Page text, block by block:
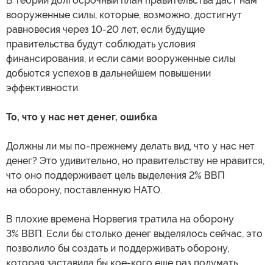
вооруженные силы, которые, возможно, достигнут
равновесия через 10-20 лет, если будущие
правительства будут соблюдать условия
финансирования, и если сами вооруженные силы
добьются успехов в дальнейшем повышении
эффективности.
То, что у нас нет денег, ошибка
Должны ли мы по-прежнему делать вид, что у нас нет
денег? Это удивительно, но правительству не нравится,
что оно поддерживает цель выделения 2% ВВП
на оборону, поставленную НАТО.
В плохие времена Норвегия тратила на оборону
3% ВВП. Если бы столько денег выделялось сейчас, это
позволило бы создать и поддерживать оборону,